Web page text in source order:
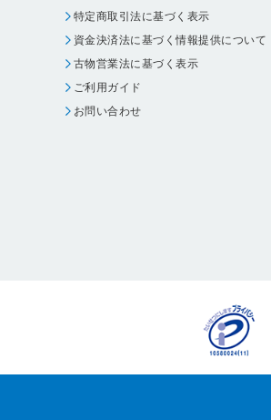
特定商取引法に基づく表示
資金決済法に基づく情報提供について
古物営業法に基づく表示
ご利用ガイド
お問い合わせ